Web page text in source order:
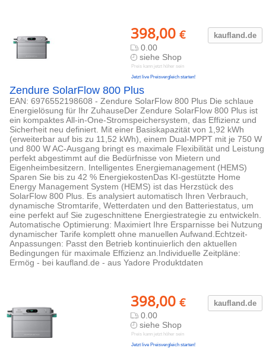
kaufland.de
398,00 €
0.00
siehe Shop
Preis kann jetzt höher sein
Jetzt live Preisvergleich starten!
Zendure SolarFlow 800 Plus
EAN: 6976552198608 - Zendure SolarFlow 800 Plus Die schlaue
Energielösung für Ihr ZuhauseDer Zendure SolarFlow 800 Plus ist
ein kompaktes All-in-One-Stromspeichersystem, das Effizienz und
Sicherheit neu definiert. Mit einer Basiskapazität von 1,92 kWh
(erweiterbar auf bis zu 11,52 kWh), einem Dual-MPPT mit je 750 W
und 800 W AC-Ausgang bringt es maximale Flexibilität und Leistung
perfekt abgestimmt auf die Bedürfnisse von Mietern und
Eigenheimbesitzern. Intelligentes Energiemanagement (HEMS)
Sparen Sie bis zu 42 % EnergiekostenDas KI-gestützte Home
Energy Management System (HEMS) ist das Herzstück des
SolarFlow 800 Plus. Es analysiert automatisch Ihren Verbrauch,
dynamische Stromtarife, Wetterdaten und den Batteriestatus, um
eine perfekt auf Sie zugeschnittene Energiestrategie zu entwickeln.
Automatische Optimierung: Maximiert Ihre Ersparnisse bei Nutzung
dynamischer Tarife komplett ohne manuellen Aufwand.Echtzeit-
Anpassungen: Passt den Betrieb kontinuierlich den aktuellen
Bedingungen für maximale Effizienz an.Individuelle Zeitpläne:
Ermög - bei kaufland.de - aus Yadore Produktdaten
kaufland.de
398,00 €
0.00
siehe Shop
Preis kann jetzt höher sein
Jetzt live Preisvergleich starten!